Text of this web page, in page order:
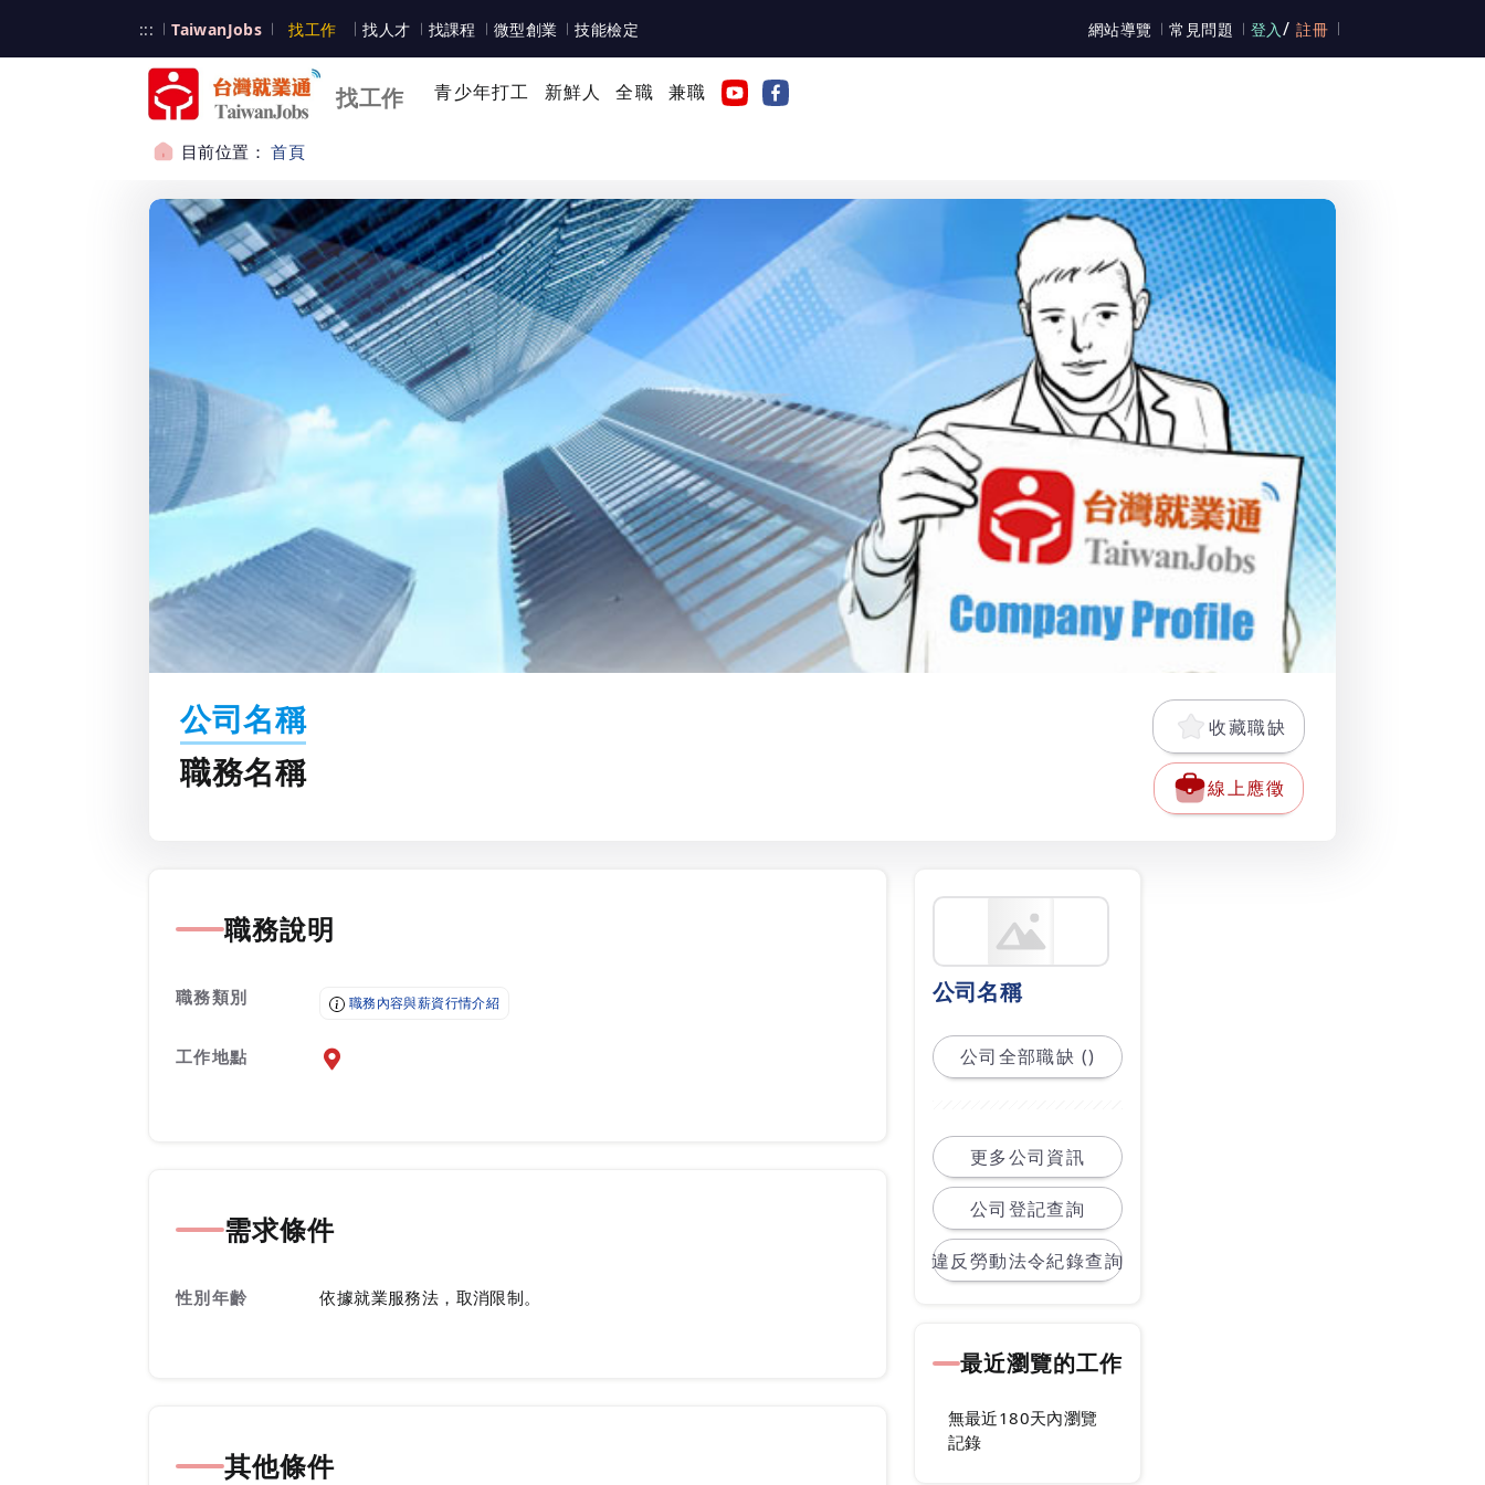
::: TaiwanJobs 台灣就業通
找工作 台灣就業通
找人才 找課程 微型創業 技能檢定 網站導覽 常見問題 登入 / 註冊
找工作 青少年打工 新鮮人 全職 兼職
目前位置：首頁
公司名稱
職務名稱
收藏職缺
線上應徵
職務說明
職務類別 職務內容與薪資行情介紹
工作地點 前往查看地圖
需求條件
性別年齡 依據就業服務法，取消限制。
其他條件
公司名稱
公司全部職缺 ()
更多公司資訊
公司登記查詢
違反勞動法令紀錄查詢
最近瀏覽的工作
無最近180天內瀏覽
記錄